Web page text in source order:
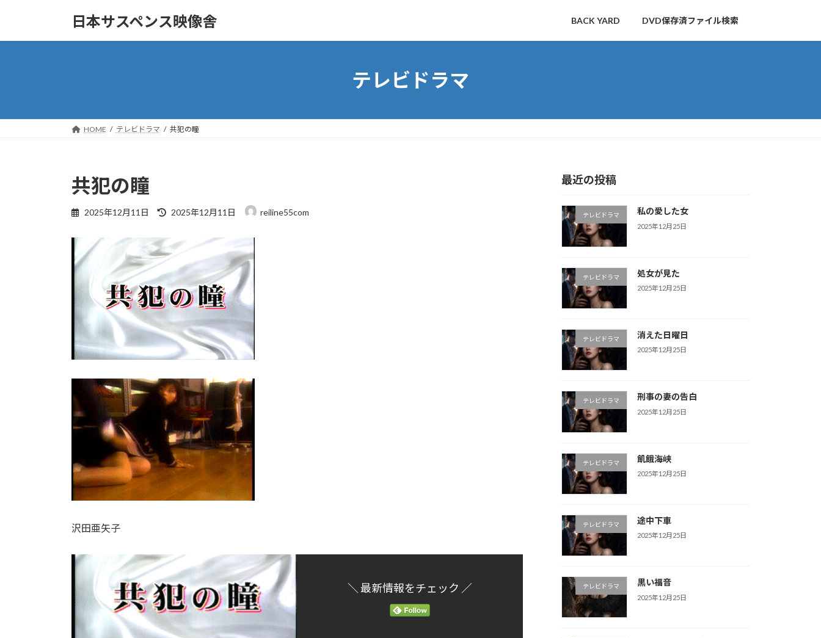
日本サスペンス映像舎 BACK YARD DVD保存済ファイル検索
テレビドラマ
HOME テレビドラマ 共犯の瞳
共犯の瞳
2025年12月11日
最
新
時
:
2025年12月11日 reiline55com
沢田亜矢子
＼ 最新情報をチェック ／
最近の投稿
テレビドラマ 私の愛した女
2025年12月25日
テレビドラマ 処女が見た
2025年12月25日
テレビドラマ 消えた日曜日
2025年12月25日
テレビドラマ 刑事の妻の告白
2025年12月25日
テレビドラマ 飢餓海峡
2025年12月25日
テレビドラマ 途中下車
2025年12月25日
テレビドラマ 黒い福音
2025年12月25日